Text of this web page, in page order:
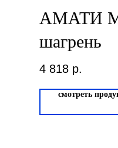
АМАТИ
шагрень
4 818 р.
смотреть